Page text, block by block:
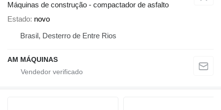
Máquinas de construção - compactador de asfalto
Estado novo
Brasil, Desterro de Entre Rios
AM MÁQUINAS